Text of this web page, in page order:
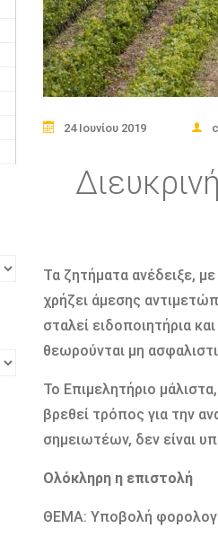
24 Ιουνίου 2019
Τα ζητήματα ανέδειξε,
χρήζει άμεσης
σταλεί ειδοποιητήρια
θεωρούνται μη
Το Επιμελητήριο
βρεθεί τρόπος για την
σημειωτέων, δεν είναι
Ολόκληρη η επιστολή
ΘΕΜΑ: Υποβολή